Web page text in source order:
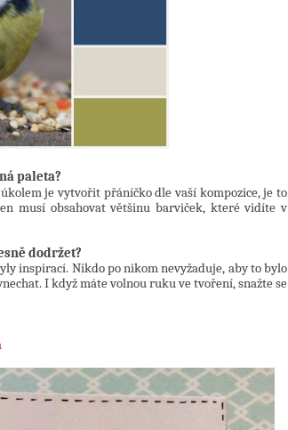
paleta?
je vytvořit přáníčko dle vaší kompozice, je to
musí obsahovat většinu barviček, které vidíte v
dodržet?
inspirací. Nikdo po nikom nevyžaduje, aby to bylo
I když máte volnou ruku ve tvoření, snažte se